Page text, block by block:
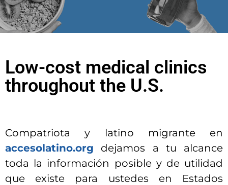
Low-cost medical clinics
throughout the U.S.
Compatriota y latino migrante en
accesolatino.org dejamos a tu alcance
toda la información posible y de utilidad
que existe para ustedes en Estados